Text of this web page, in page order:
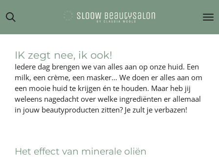
direct
hoofdinhoud
IK zegt nee, ik ook!
Iedere dag brengen we van alles aan op onze huid. Een
milk, een crème, een masker… We doen er alles aan om
een mooie huid te krijgen én te houden. Maar heb jij
weleens nagedacht over welke ingrediënten er allemaal
in jouw beautyproducten zitten? Je zult je verbazen!
Het effect van minerale oliën